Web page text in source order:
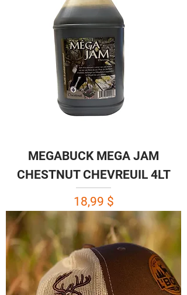
MEGABUCK MEGA JAM
CHESTNUT CHEVREUIL 4LT
Prix
18,99 $